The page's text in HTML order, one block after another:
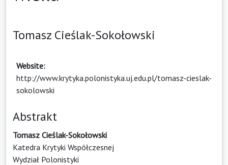
Tomasz Cieślak-Sokołowski
Website:
http://www.krytyka.polonistyka.uj.edu.pl/tomasz-cieslak-
sokolowski
Abstrakt
Tomasz Cieślak-Sokołowski
Katedra Krytyki Współczesnej
Wydział Polonistyki